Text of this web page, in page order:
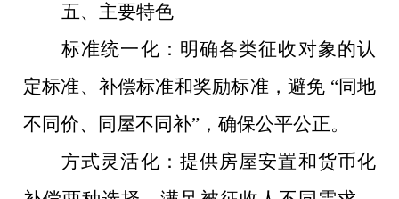
五、主要特色
标准统一化：明确各类征收对象的认
定标准、补偿标准和奖励标准，避免 “同地
不同价、同屋不同补”，确保公平公正。
方式灵活化：提供房屋安置和货币化